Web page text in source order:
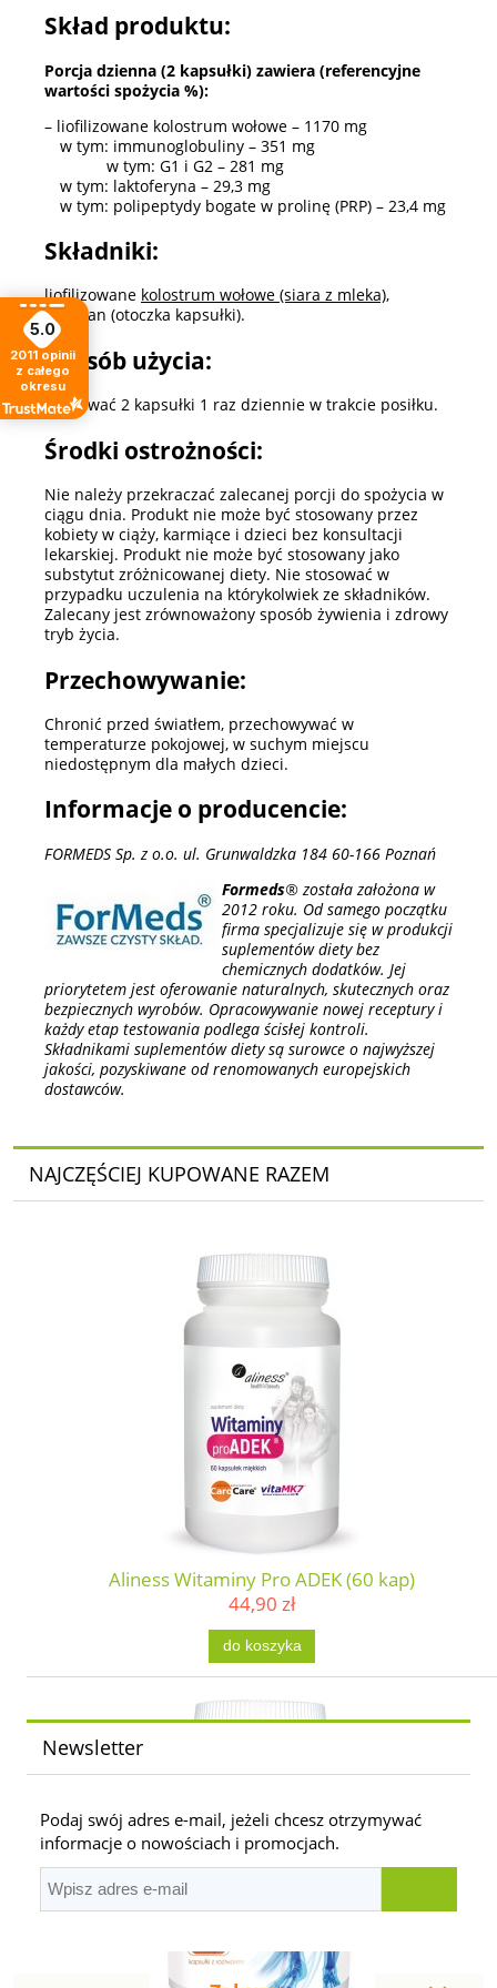
Skład produktu:
Porcja dzienna (2 kapsułki) zawiera (referencyjne
wartości spożycia %):
– liofilizowane kolostrum wołowe – 1170 mg
w tym: immunoglobuliny – 351 mg
w tym: G1 i G2 – 281 mg
w tym: laktoferyna – 29,3 mg
w tym: polipeptydy bogate w prolinę (PRP) – 23,4 mg
Składniki:
liofilizowane kolostrum wołowe (siara z mleka),
pullulan (otoczka kapsułki).
Sposób użycia:
Spożywać 2 kapsułki 1 raz dziennie w trakcie posiłku.
Środki ostrożności:
Nie należy przekraczać zalecanej porcji do spożycia w
ciągu dnia. Produkt nie może być stosowany przez
kobiety w ciąży, karmiące i dzieci bez konsultacji
lekarskiej. Produkt nie może być stosowany jako
substytut zróżnicowanej diety. Nie stosować w
przypadku uczulenia na którykolwiek ze składników.
Zalecany jest zrównoważony sposób żywienia i zdrowy
tryb życia.
Przechowywanie:
Chronić przed światłem, przechowywać w
temperaturze pokojowej, w suchym miejscu
niedostępnym dla małych dzieci.
Informacje o producencie:
FORMEDS Sp. z o.o. ul. Grunwaldzka 184 60-166 Poznań
Formeds® została założona w
2012 roku. Od samego początku
firma specjalizuje się w produkcji
suplementów diety bez
chemicznych dodatków. Jej
priorytetem jest oferowanie naturalnych, skutecznych oraz
bezpiecznych wyrobów. Opracowywanie nowej receptury i
każdy etap testowania podlega ścisłej kontroli.
Składnikami suplementów diety są surowce o najwyższej
jakości, pozyskiwane od renomowanych europejskich
dostawców.
NAJCZĘŚCIEJ KUPOWANE RAZEM
Aliness Witaminy Pro ADEK (60 kap)
44,90 zł
do koszyka
Newsletter
Podaj swój adres e-mail, jeżeli chcesz otrzymywać
informacje o nowościach i promocjach.
5.0
2011 opinii
z całego
okresu